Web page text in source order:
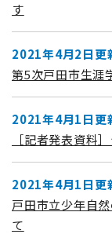
す
2021年4月2日更
第5次戸田市生涯
2021年4月1日更
［記者発表資料
2021年4月1日更
戸田市立少年自
て